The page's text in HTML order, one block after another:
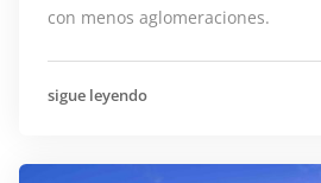
con menos aglomeraciones.
sigue leyendo